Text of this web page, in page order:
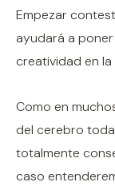
Empezar
ayudará a
creatividad en la
Como en
del cerebro
totalmente
caso